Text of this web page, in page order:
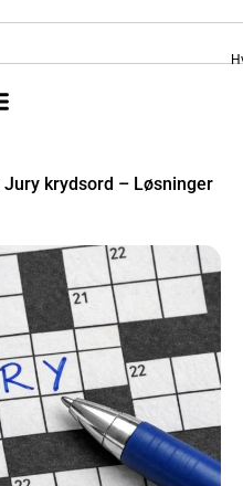
Jury krydsord – Løsninger